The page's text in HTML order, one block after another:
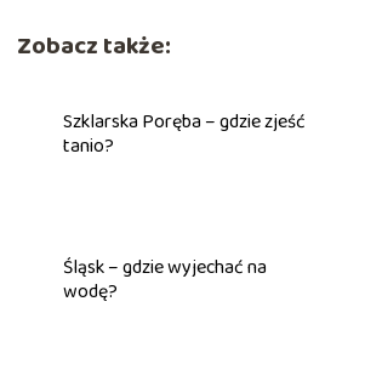
Zobacz także:
Szklarska Poręba – gdzie zjeść
tanio?
Śląsk – gdzie wyjechać na
wodę?